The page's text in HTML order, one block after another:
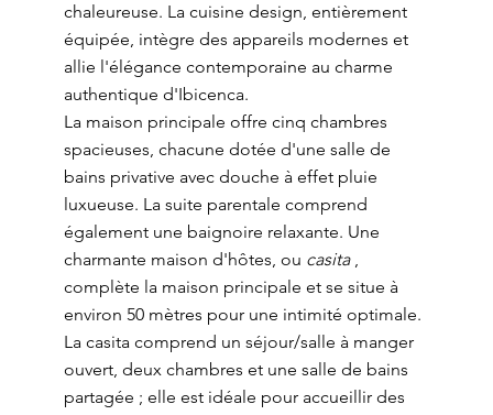
chaleureuse. La cuisine design, entièrement
équipée, intègre des appareils modernes et
allie l'élégance contemporaine au charme
authentique d'Ibicenca.
La maison principale offre cinq chambres
spacieuses, chacune dotée d'une salle de
bains privative avec douche à effet pluie
luxueuse. La suite parentale comprend
également une baignoire relaxante. Une
charmante maison d'hôtes, ou casita,
complète la maison principale et se situe à
environ 50 mètres pour une intimité optimale.
La casita comprend un séjour/salle à manger
ouvert, deux chambres et une salle de bains
partagée ; elle est idéale pour accueillir des